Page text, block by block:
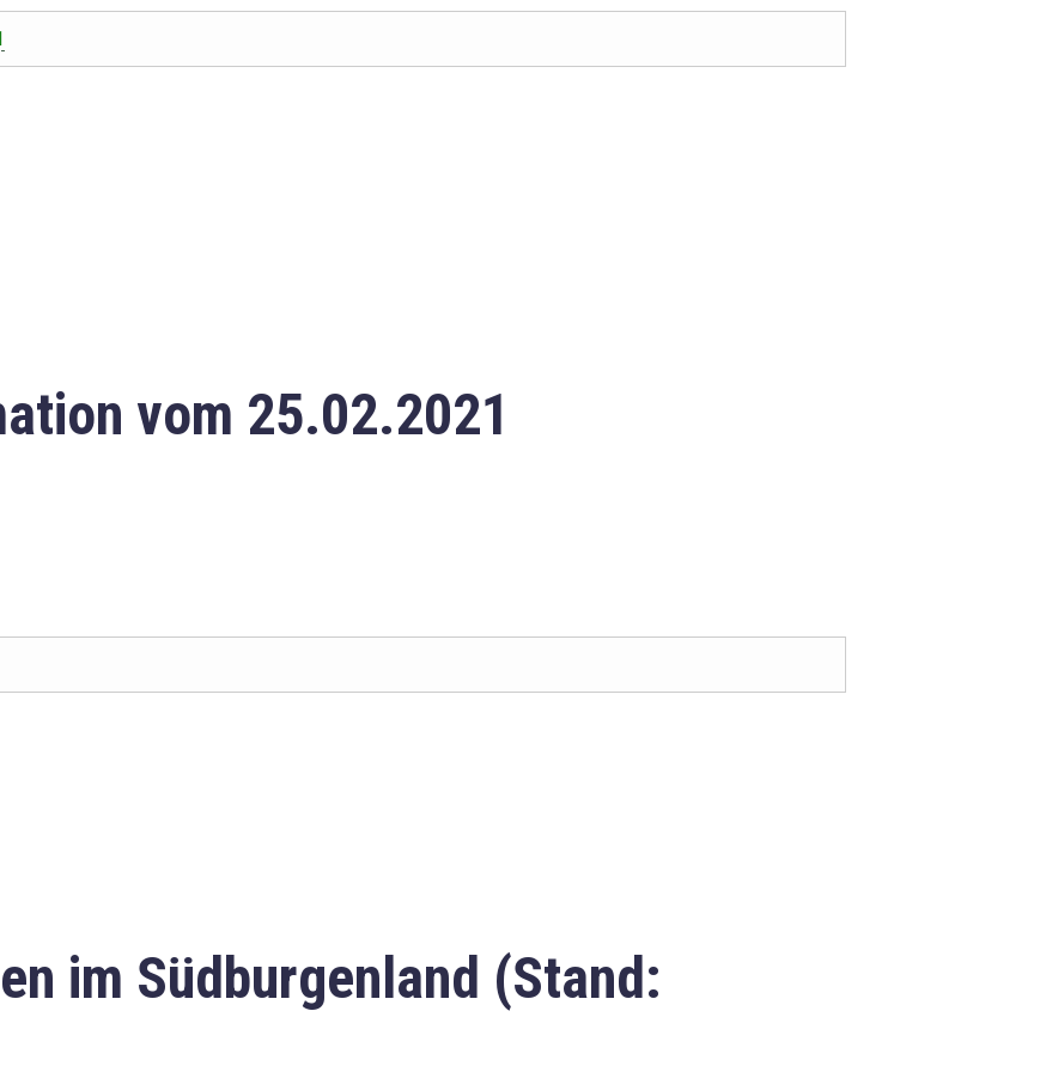
vom 25.02.2021
im Südburgenland (Stand: